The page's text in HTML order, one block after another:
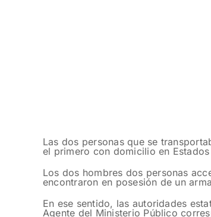
Las dos personas que se
el primero con domicilio en
Los dos hombres dos personas
encontraron en posesión de un
En ese sentido, las autoridades
Agente del Ministerio Público